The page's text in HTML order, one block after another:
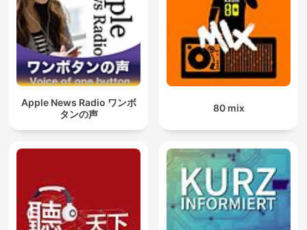
Apple News Radio ワンボ
タンの声
80 mix